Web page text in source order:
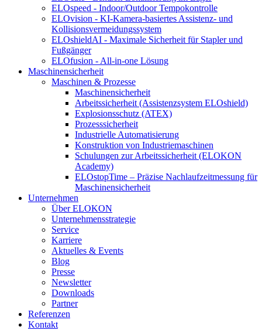
ELOspeed - Indoor/Outdoor Tempokontrolle
ELOvision - KI-Kamera-basiertes Assistenz- und
Kollisionsvermeidungssystem
ELOshieldAI - Maximale Sicherheit für Stapler und
Fußgänger
ELOfusion - All-in-one Lösung
Maschinensicherheit
Maschinen & Prozesse
Maschinensicherheit
Arbeitssicherheit (Assistenzsystem ELOshield)
Explosionsschutz (ATEX)
Prozesssicherheit
Industrielle Automatisierung
Konstruktion von Industriemaschinen
Schulungen zur Arbeitssicherheit (ELOKON
Academy)
ELOstopTime – Präzise Nachlaufzeitmessung für
Maschinensicherheit
Unternehmen
Über ELOKON
Unternehmensstrategie
Service
Karriere
Aktuelles & Events
Blog
Presse
Newsletter
Downloads
Partner
Referenzen
Kontakt